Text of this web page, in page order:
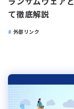
て徹底解説
外部リンク